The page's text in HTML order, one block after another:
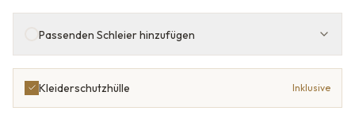
Passenden Schleier hinzufügen
Kleiderschutzhülle Inklusive